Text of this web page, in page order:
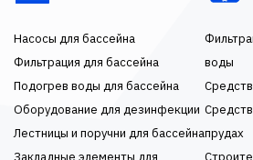
Насосы для бассейна
Фильтрация для бассейна
Подогрев воды для бассейна
Оборудование для дезинфекции
Лестницы и поручни для бассейна
Закладные элементы для
воды
прудах